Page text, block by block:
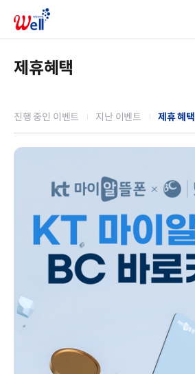
제휴혜택
진행 중인 이벤트 지난 이벤트 제휴 혜택